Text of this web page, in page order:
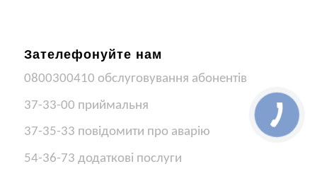
Зателефонуйте нам
0800300410 обслуговування абонентів
37-33-00 приймальня
37-35-33 повідомити про аварію
54-36-73 додаткові послуги